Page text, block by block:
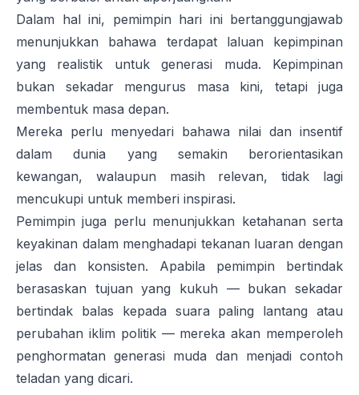
Dalam hal ini, pemimpin hari ini bertanggungjawab
menunjukkan bahawa terdapat laluan kepimpinan
yang realistik untuk generasi muda. Kepimpinan
bukan sekadar mengurus masa kini, tetapi juga
membentuk masa depan.
Mereka perlu menyedari bahawa nilai dan insentif
dalam dunia yang semakin berorientasikan
kewangan, walaupun masih relevan, tidak lagi
mencukupi untuk memberi inspirasi.
Pemimpin juga perlu menunjukkan ketahanan serta
keyakinan dalam menghadapi tekanan luaran dengan
jelas dan konsisten. Apabila pemimpin bertindak
berasaskan tujuan yang kukuh — bukan sekadar
bertindak balas kepada suara paling lantang atau
perubahan iklim politik — mereka akan memperoleh
penghormatan generasi muda dan menjadi contoh
teladan yang dicari.